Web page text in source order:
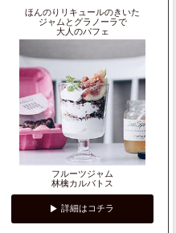
ほんのりリキュールのきいた
ジャムとグラノーラで
大人のパフェ
フルーツジャム
林檎カルバトス
詳細はコチラ